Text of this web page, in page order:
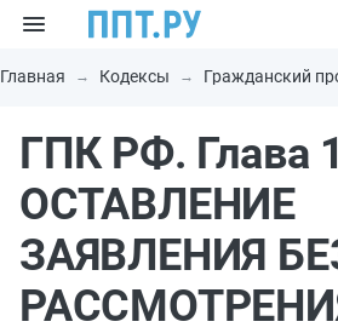
Главная Кодексы Гражданский
ГПК РФ. Глава
ОСТАВЛЕНИЕ
ЗАЯВЛЕНИЯ